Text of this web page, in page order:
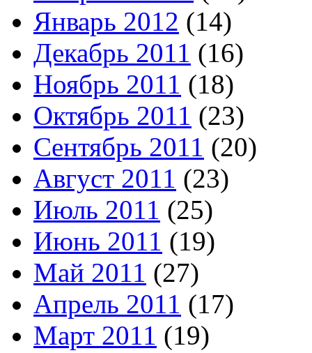
Январь 2012 (14)
Декабрь 2011 (16)
Ноябрь 2011 (18)
Октябрь 2011 (23)
Сентябрь 2011 (20)
Август 2011 (23)
Июль 2011 (25)
Июнь 2011 (19)
Май 2011 (27)
Апрель 2011 (17)
Март 2011 (19)